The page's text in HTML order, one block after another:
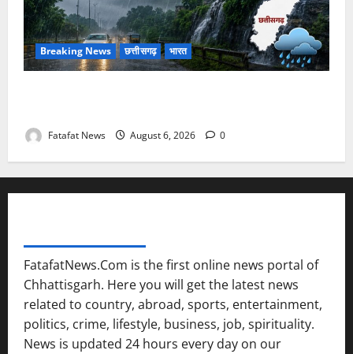
Breaking News छत्तीसगढ़ भारत
Fatafat News August 6, 2026 0
FatafatNews.Com is the first online news portal of
Chhattisgarh. Here you will get the latest news
related to country, abroad, sports, entertainment,
politics, crime, lifestyle, business, job, spirituality.
News is updated 24 hours every day on our